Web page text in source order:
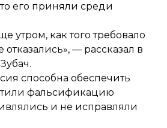
его приняли среди
как того требовало
— рассказал в
способна обеспечить
фальсификацию
и не исправляли